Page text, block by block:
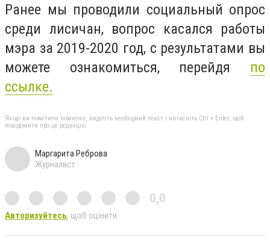
Ранее мы проводили социальный опрос
среди лисичан, вопрос касался работы
мэра за 2019-2020 год, с результатами вы
можете ознакомиться, перейдя по
ссылке.
Якщо ви помітили помилку, виділіть необхідний текст і натисніть Ctrl + Enter, щоб
повідомити про це редакцію
Маргарита Реброва
Журналист
0,0
Авторизуйтесь, щоб оцінити